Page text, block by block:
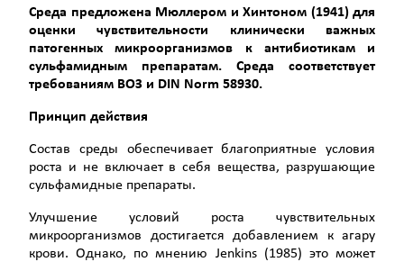
Среда предложена Мюллером и Хинтоном (1941) для
оценки чувствительности клинически важных
патогенных микроорганизмов к антибиотикам и
сульфамидным препаратам. Среда соответствует
требованиям ВОЗ и DIN Norm 58930.
Принцип действия
Состав среды обеспечивает благоприятные условия
роста и не включает в себя вещества, разрушающие
сульфамидные препараты.
Улучшение условий роста чувствительных
микроорганизмов достигается добавлением к агару
крови. Однако, по мнению Jenkins (1985) это может